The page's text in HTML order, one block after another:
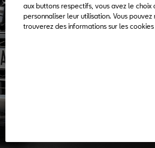
aux buttons respectifs, vous avez le
personnaliser leur utilisation. Vous
trouverez des informations sur les